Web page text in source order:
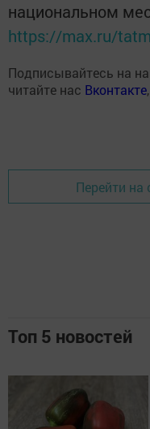
национальном
https://max.ru/
Подписывайтесь на
читайте нас Вконтакте,
Перейти на
Топ 5 новостей